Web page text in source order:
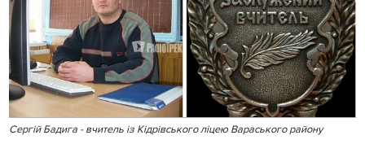
Сергій Бадига - вчитель із Кідрівського ліцею Вараського району